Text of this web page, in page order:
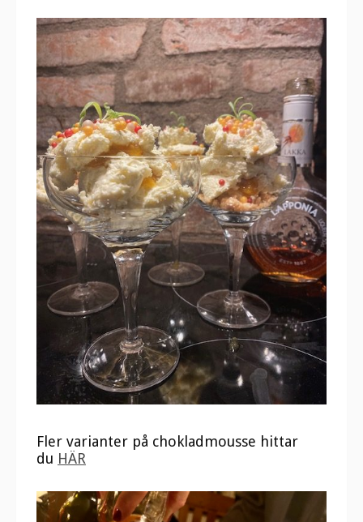
Fler varianter på chokladmousse hittar
du HÄR